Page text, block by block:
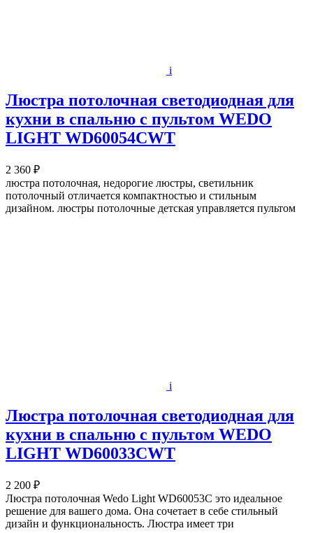
i
Люстра потолочная светодиодная для
кухни в спальню с пультом WEDO
LIGHT WD60054CWT
2 360 ₽
люстра потолочная, недорогие люстры, светильник
потолочный отличается компактностью и стильным
дизайном. люстры потолочные детская управляется пультом
i
Люстра потолочная светодиодная для
кухни в спальню с пультом WEDO
LIGHT WD60033CWT
2 200 ₽
Люстра потолочная Wedo Light WD60053C это идеальное
решение для вашего дома. Она сочетает в себе стильный
дизайн и функциональность. Люстра имеет три